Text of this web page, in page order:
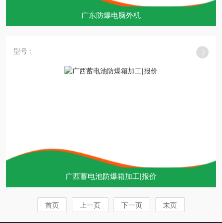
广东防爆电脑外机
型号：
广西蓄电池防爆箱加工|报价
首页 上一页 下一页 末页